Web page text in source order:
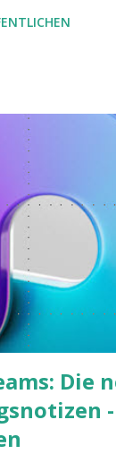
zwei gute
Die